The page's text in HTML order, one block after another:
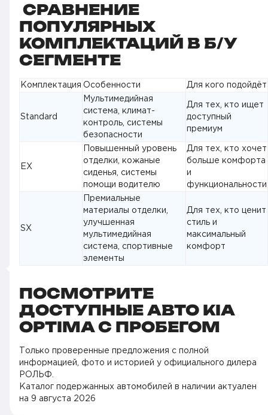
СРАВНЕНИЕ
ПОПУЛЯРНЫХ
КОМПЛЕКТАЦИЙ В Б/У
СЕГМЕНТЕ
Комплектация Особенности Для кого подойдёт
Standard
Мультимедийная
система, климат-
контроль, системы
безопасности
Для тех, кто ищет
доступный
премиум
EX
Повышенный уровень
отделки, кожаные
сиденья, системы
помощи водителю
Для тех, кто хочет
больше комфорта
и
функциональности
SX
Премиальные
материалы отделки,
улучшенная
мультимедийная
система, спортивные
элементы
Для тех, кто ценит
стиль и
максимальный
комфорт
ПОСМОТРИТЕ
ДОСТУПНЫЕ АВТО KIA
OPTIMA С ПРОБЕГОМ
Только проверенные предложения с полной
информацией, фото и историей у официального дилера
РОЛЬФ.
Каталог подержанных автомобилей в наличии актуален
на 9 августа 2026